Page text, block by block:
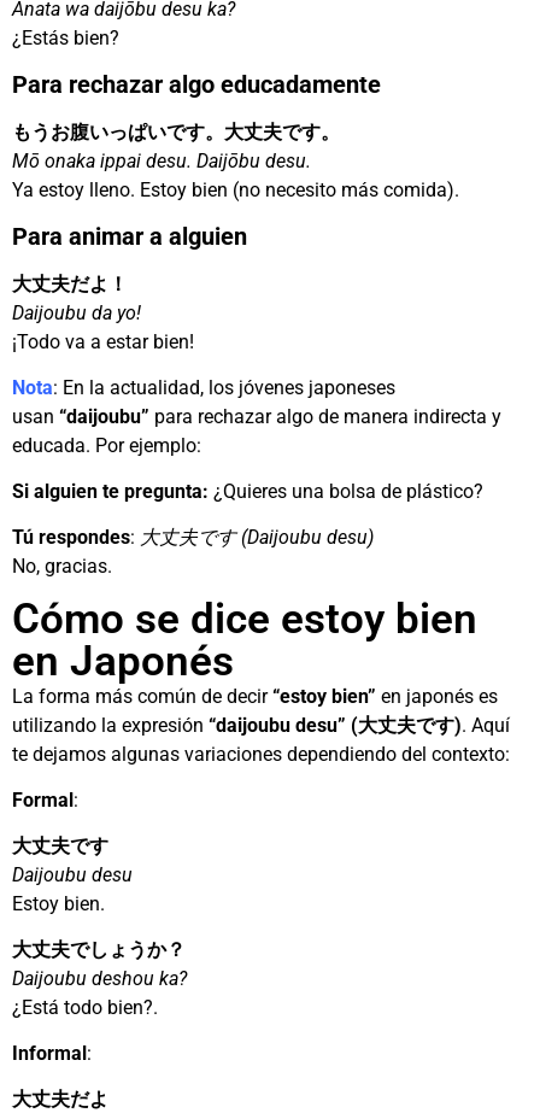
Anata wa daijōbu desu ka?
¿Estás bien?
Para rechazar algo educadamente
もうお腹いっぱいです。大丈夫です。
Mō onaka ippai desu. Daijōbu desu.
Ya estoy lleno. Estoy bien (no necesito más comida).
Para animar a alguien
大丈夫だよ！
Daijoubu da yo!
¡Todo va a estar bien!
Nota: En la actualidad, los jóvenes japoneses
usan “daijoubu” para rechazar algo de manera indirecta y
educada. Por ejemplo:
Si alguien te pregunta: ¿Quieres una bolsa de plástico?
Tú respondes: 大丈夫です (Daijoubu desu)
No, gracias.
Cómo se dice estoy bien
en Japonés
La forma más común de decir“estoy bien” en japonés es
utilizando la expresión “daijoubu desu” (大丈夫です). Aquí
te dejamos algunas variaciones dependiendo del contexto:
Formal:
大丈夫です
Daijoubu desu
Estoy bien.
大丈夫でしょうか？
Daijoubu deshou ka?
¿Está todo bien?.
Informal:
大丈夫だよ